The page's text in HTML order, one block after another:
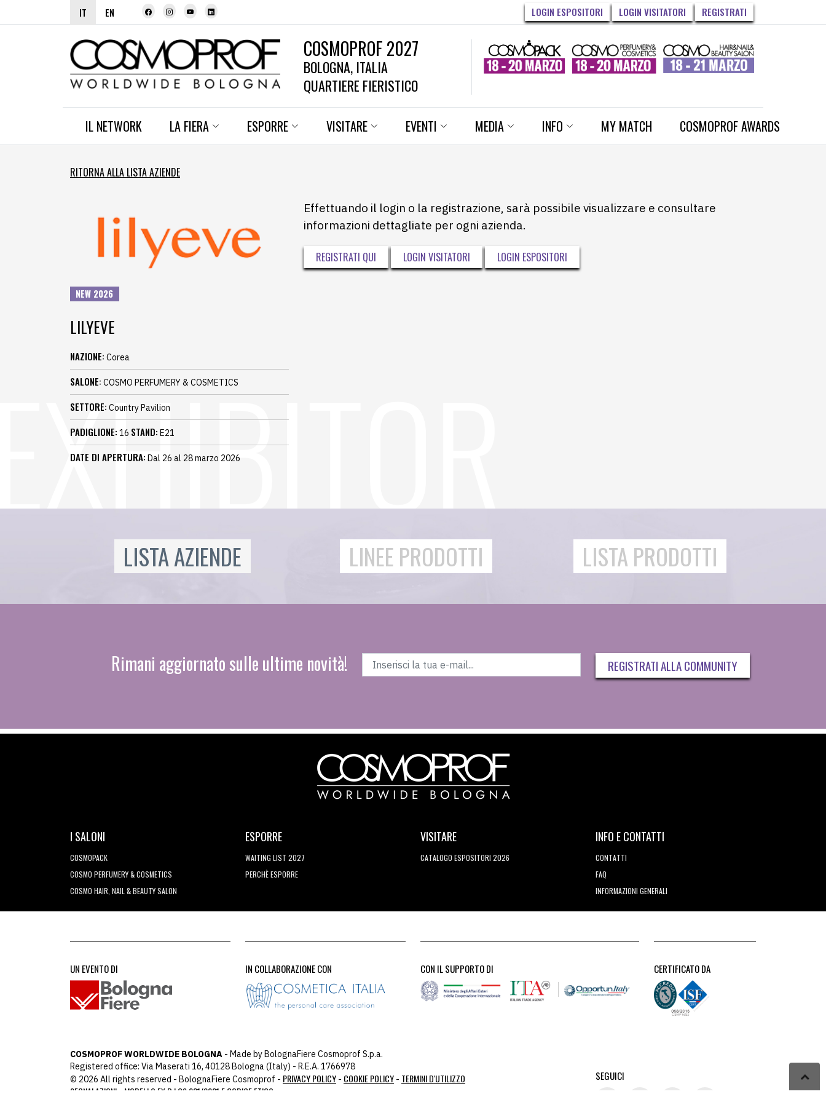
IT EN LOGIN ESPOSITORI LOGIN VISITATORI REGISTRATI
COSMOPROF 2027
BOLOGNA, ITALIA
QUARTIERE FIERISTICO
IL NETWORK LA FIERA ESPORRE VISITARE EVENTI MEDIA INFO MY MATCH COSMOPROF AWARDS
RITORNA ALLA LISTA AZIENDE
NEW 2026
LILYEVE
NAZIONE: Corea
SALONE: COSMO PERFUMERY & COSMETICS
SETTORE: Country Pavilion
PADIGLIONE: 16 STAND: E21
DATE DI APERTURA: Dal 26 al 28 marzo 2026
Effettuando il login o la registrazione, sarà possibile visualizzare e consultare
informazioni dettagliate per ogni azienda.
REGISTRATI QUI LOGIN VISITATORI LOGIN ESPOSITORI
LISTA AZIENDE LINEE PRODOTTI LISTA PRODOTTI
Rimani aggiornato sulle ultime novità! REGISTRATI ALLA COMMUNITY
I SALONI
COSMOPACK
COSMO PERFUMERY & COSMETICS
COSMO HAIR, NAIL & BEAUTY SALON
ESPORRE
WAITING LIST 2027
PERCHÈ ESPORRE
VISITARE
CATALOGO ESPOSITORI 2026
INFO E CONTATTI
CONTATTI
FAQ
INFORMAZIONI GENERALI
UN EVENTO DI IN COLLABORAZIONE CON CON IL SUPPORTO DI CERTIFICATO DA
COSMOPROF WORLDWIDE BOLOGNA - Made by BolognaFiere Cosmoprof S.p.a.
Registered office: Via Maserati 16, 40128 Bologna (Italy) - R.E.A. 1766978
© 2026 All rights reserved - BolognaFiere Cosmoprof - PRIVACY POLICY - COOKIE POLICY - TERMINI D'UTILIZZO
SEGNALAZIONI
MODELLO EX D.LGS 231/2001 E CODICE ETICO
SEGUICI